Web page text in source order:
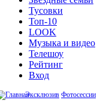
Тусовки
Топ-10
LOOK
Музыка и видео
Телешоу
Рейтинг
Вход
Эксклюзив Фотосессии